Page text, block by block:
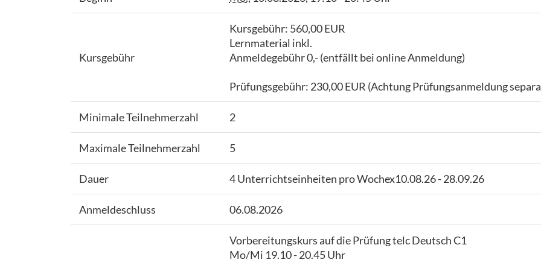
Kursgebühr
Kursgebühr: 560,00 EUR
Lernmaterial inkl.
Anmeldegebühr 0,- (entfällt bei online Anmeldung)
Prüfungsgebühr: 230,00 EUR (Achtung Prüfungsanmeldung
Minimale Teilnehmerzahl 2
Maximale Teilnehmerzahl 5
Dauer 4 Unterrichtseinheiten pro Wochex10.08.26 - 28.09.26
Anmeldeschluss 06.08.2026
Vorbereitungskurs auf die Prüfung telc Deutsch C1
Mo/Mi 19.10 - 20.45 Uhr